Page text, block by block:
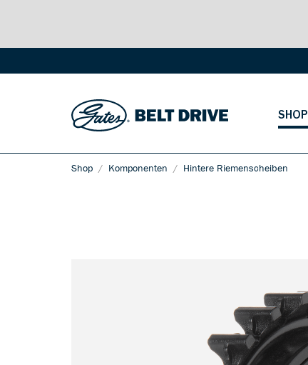
SHOP
Shop Komponenten Hintere Riemenscheiben